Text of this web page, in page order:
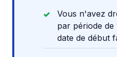
Vous n'avez
par période de
date de début